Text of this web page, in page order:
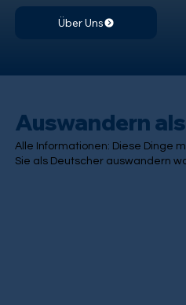
Über Uns
Auswandern
Alle Informationen: Diese Dinge
Sie als Deutscher auswandern